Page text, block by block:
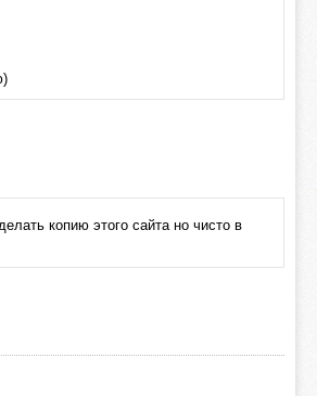
копию этого сайта но чисто в